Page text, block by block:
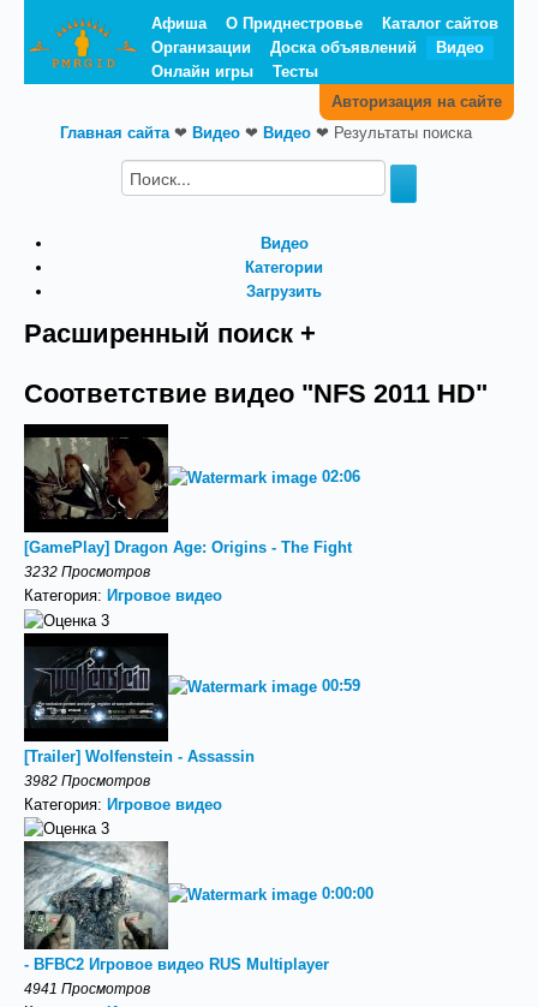
Афиша О Приднестровье
Каталог сайтов
Организации
Доска объявлений
Видео
Онлайн игры
Тесты
Авторизация на сайте
Главная сайта❤ Видео ❤ Видео ❤ Результаты поиска
Видео
Категории
Загрузить
Расширенный поиск +
Соответствие видео "NFS 2011 HD"
02:06
[GamePlay] Dragon Age: Origins - The Fight
3232 Просмотров
Категория: Игровое видео
00:59
[Trailer] Wolfenstein - Assassin
3982 Просмотров
Категория: Игровое видео
0:00:00
- BFBC2 Игровое видео RUS Multiplayer
4941 Просмотров